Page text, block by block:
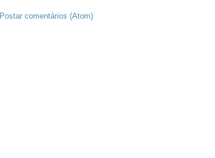
Postar comentários (Atom)